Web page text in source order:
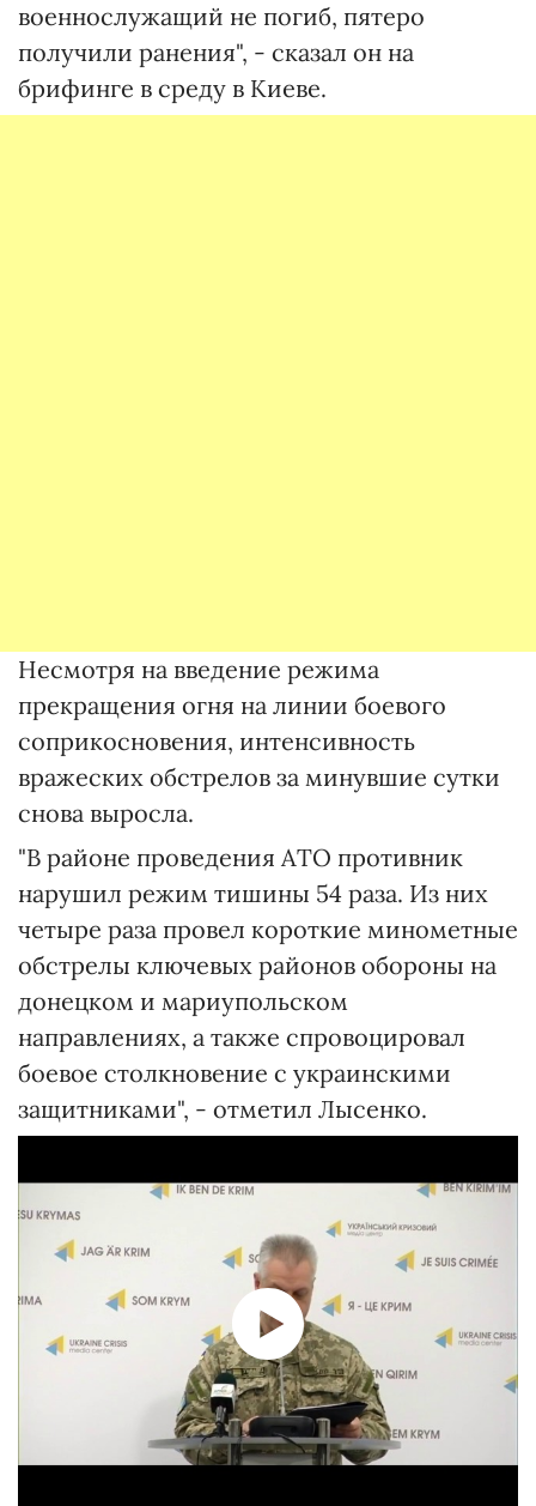
военнослужащий не погиб, пятеро
получили ранения", - сказал он на
брифинге в среду в Киеве.
Несмотря на введение режима
прекращения огня на линии боевого
соприкосновения, интенсивность
вражеских обстрелов за минувшие сутки
снова выросла.
"В районе проведения АТО противник
нарушил режим тишины 54 раза. Из них
четыре раза провел короткие минометные
обстрелы ключевых районов обороны на
донецком и мариупольском
направлениях, а также спровоцировал
боевое столкновение с украинскими
защитниками", - отметил Лысенко.